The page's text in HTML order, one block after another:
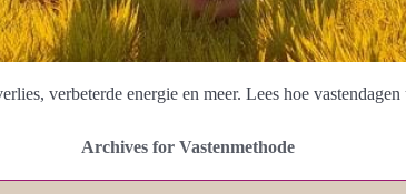
verbeterde energie en meer. Lees hoe
Archives for Vastenmethode